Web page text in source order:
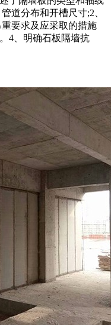
道分布和开槽尺寸;2、
要求及应采取的措施
4、明确石板隔墙抗